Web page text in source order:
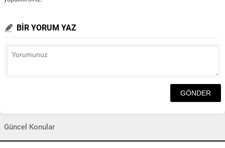
BİR YORUM YAZ
Güncel Konular